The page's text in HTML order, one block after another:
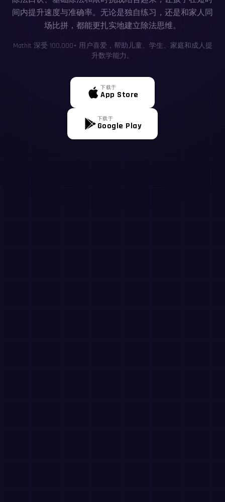
间内提升速度与准确率。无论是独自练习，还是和家人同
场比拼，都能更扎实地建立除法思维。
MathIt 深受 100,000+ 用户喜爱，帮助儿童、学生、家庭和成人提
升数学能力。
下载于
App Store
下载于
Google Play